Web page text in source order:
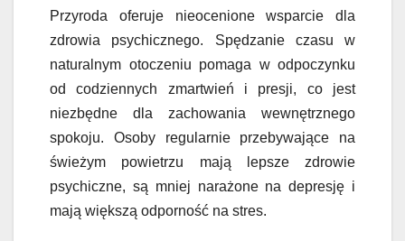
Przyroda oferuje nieocenione wsparcie dla
zdrowia psychicznego. Spędzanie czasu w
naturalnym otoczeniu pomaga w odpoczynku
od codziennych zmartwień i presji, co jest
niezbędne dla zachowania wewnętrznego
spokoju. Osoby regularnie przebywające na
świeżym powietrzu mają lepsze zdrowie
psychiczne, są mniej narażone na depresję i
mają większą odporność na stres.